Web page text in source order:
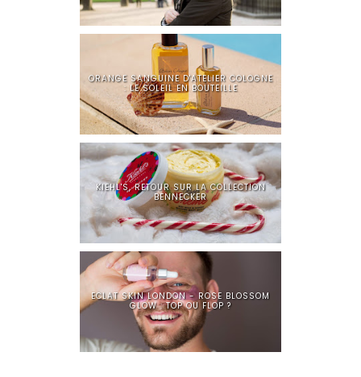
ORANGE SANGUINE D'ATELIER COLOGNE
: LE SOLEIL EN BOUTEILLE
KIEHL'S, RETOUR SUR LA COLLECTION
BENNECKER
ECLAT SKIN LONDON - ROSE BLOSSOM
GLOW : TOP OU FLOP ?